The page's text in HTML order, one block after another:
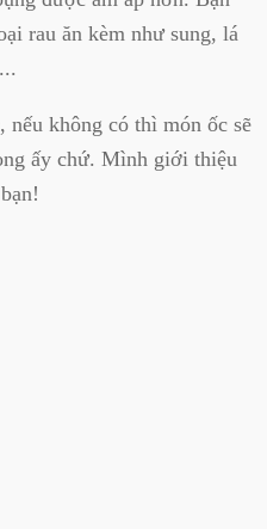
rau ăn kèm như sung, lá
nếu không có thì món ốc sẽ
ấy chứ. Mình giới thiệu